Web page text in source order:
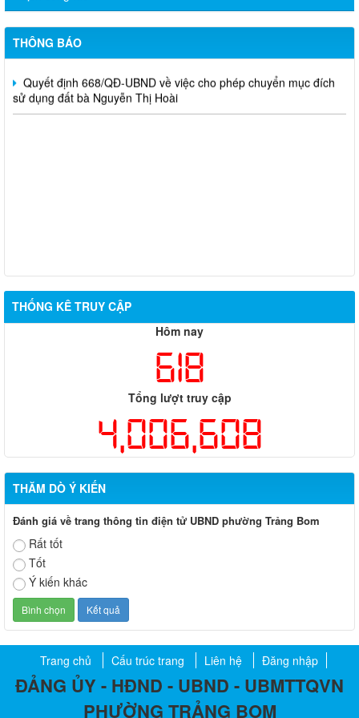
THÔNG BÁO
Quyết định 669/QĐ-UBND Phê duyệt điều chỉnh tổng thể quy
hoạch chi tiết tỷ lệ 1/500 Phân hiệu Trường Đại học Lâm nghiệp
tại tỉnh Đồng Nai
sử dụng đất bà Nguyễn Thị Hoài
THỐNG KÊ TRUY CẬP
Hôm nay
618
Tổng lượt truy cập
4,006,608
THĂM DÒ Ý KIẾN
Đánh giá về trang thông tin điện tử UBND phường Trảng Bom
Rất tốt
Tốt
Ý kiến khác
Trang chủ Cấu trúc trang Liên hệ Đăng nhập
ĐẢNG ỦY - HĐND - UBND - UBMTTQVN
PHƯỜNG TRẢNG BOM